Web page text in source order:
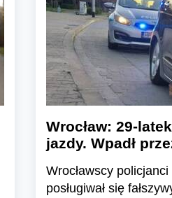
Wrocław: 29-
jazdy. Wpadł
Wrocławscy
posługiwał się